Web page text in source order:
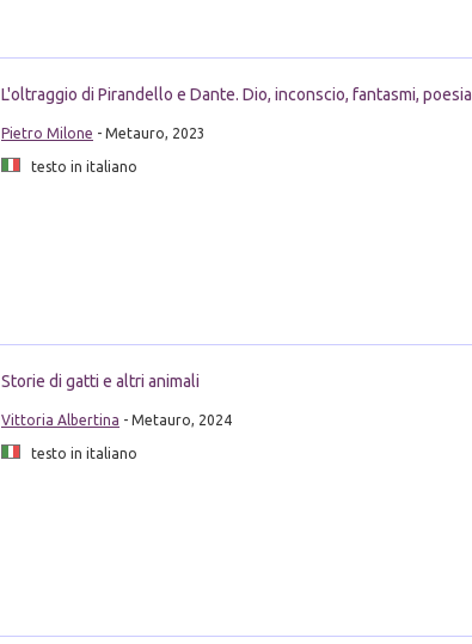
L'oltraggio di Pirandello e Dante. Dio, inconscio, fantasmi, poesia
Pietro Milone - Metauro, 2023
testo in italiano
Storie di gatti e altri animali
Vittoria Albertina - Metauro, 2024
testo in italiano